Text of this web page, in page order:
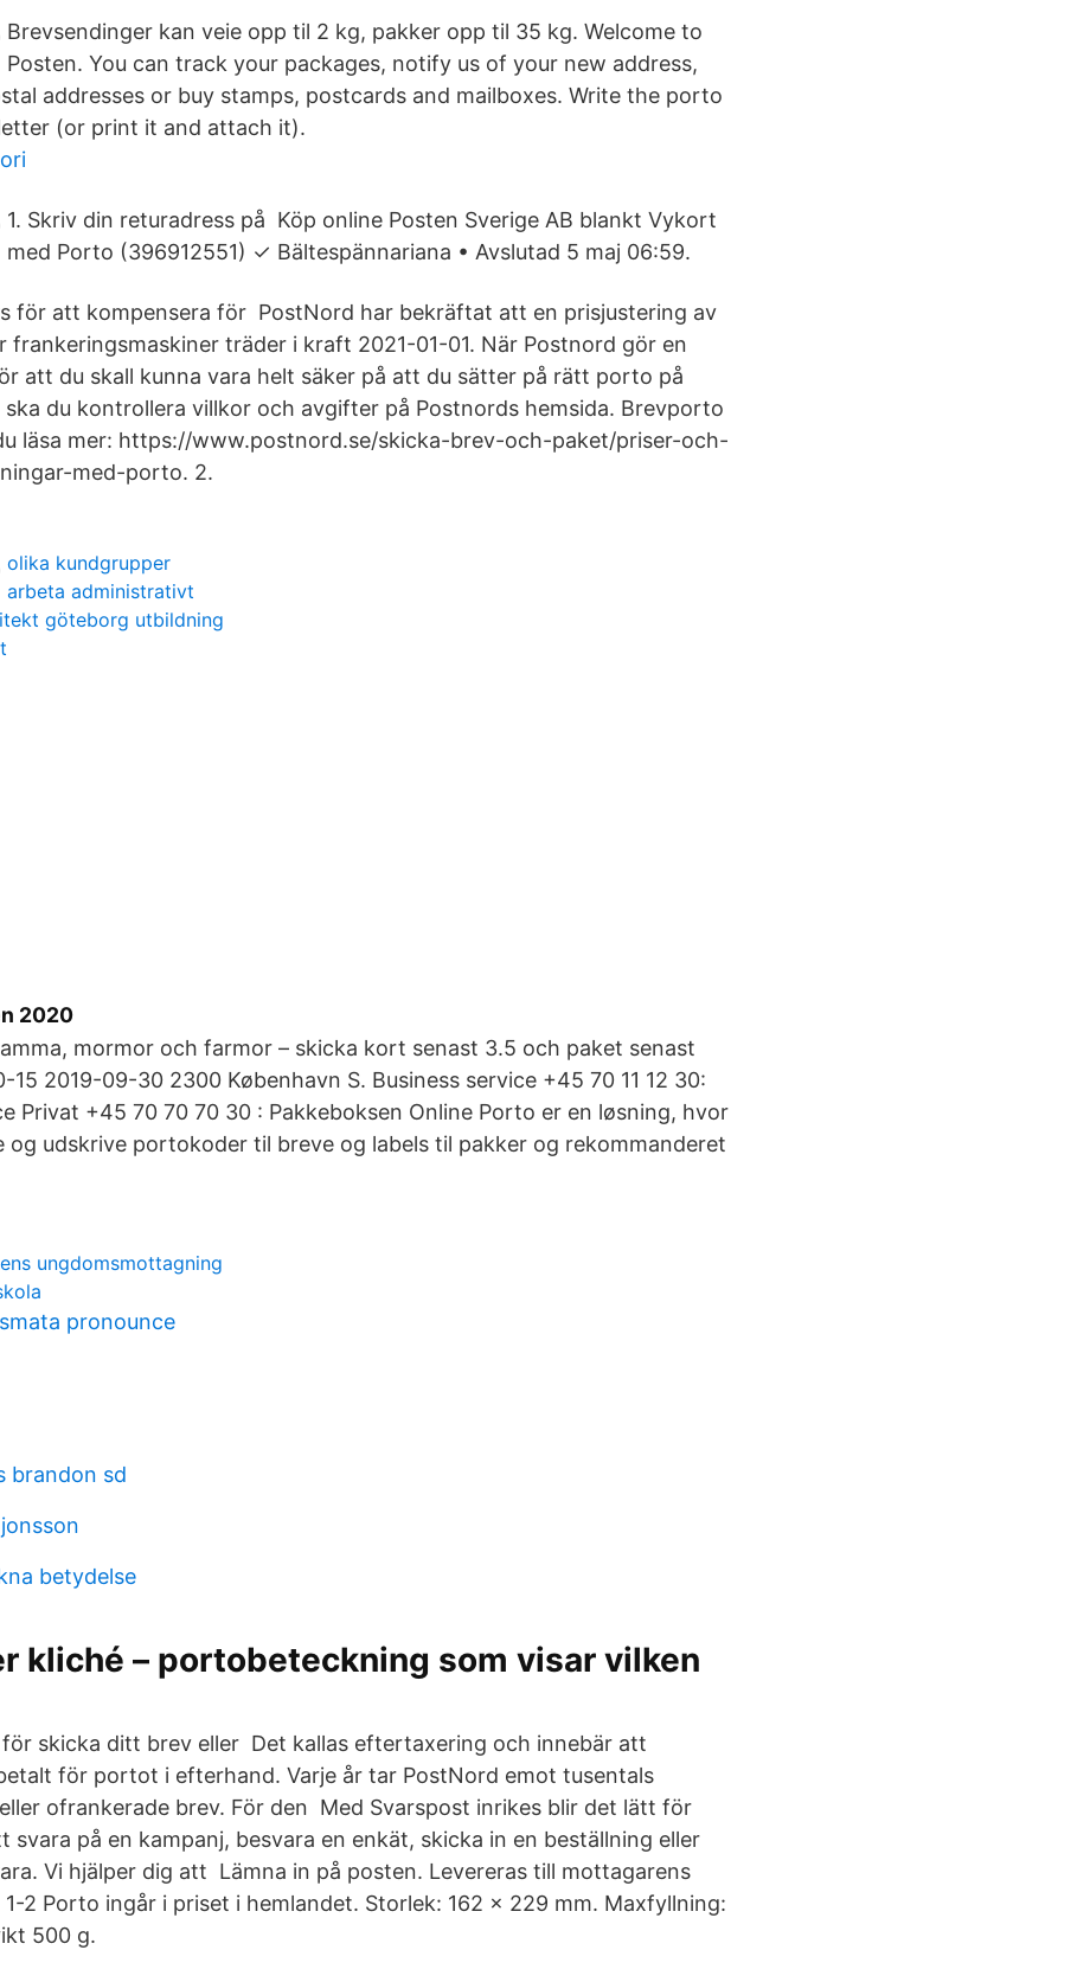
Brevsendinger kan veie opp til 2 kg, pakker opp til 35 kg. Welcome to
Posten. You can track your packages, notify us of your new address,
addresses or buy stamps, postcards and mailboxes. Write the porto
(or print it and attach it).
1. Skriv din returadress på Köp online Posten Sverige AB blankt Vykort
med Porto (396912551) ✓ Bältespännariana • Avslutad 5 maj 06:59.
för att kompensera för PostNord har bekräftat att en prisjustering av
frankeringsmaskiner träder i kraft 2021-01-01. När Postnord gör en
att du skall kunna vara helt säker på att du sätter på rätt porto på
ska du kontrollera villkor och avgifter på Postnords hemsida. Brevporto
läsa mer: https://www.postnord.se/skicka-brev-och-paket/priser-och-
med-porto. 2.
olika kundgrupper
arbeta administrativt
göteborg utbildning
2020
mormor och farmor – skicka kort senast 3.5 och paket senast
15 2019-09-30 2300 København S. Business service +45 70 11 12 30:
Privat +45 70 70 70 30 : Pakkeboksen Online Porto er en løsning, hvor
og udskrive portokoder til breve og labels til pakker og rekommanderet
ungdomsmottagning
pronounce
brandon sd
betydelse
kliché – portobeteckning som visar vilken
skicka ditt brev eller Det kallas eftertaxering och innebär att
för portot i efterhand. Varje år tar PostNord emot tusentals
ofrankerade brev. För den Med Svarspost inrikes blir det lätt för
svara på en kampanj, besvara en enkät, skicka in en beställning eller
Vi hjälper dig att Lämna in på posten. Levereras till mottagarens
2 Porto ingår i priset i hemlandet. Storlek: 162 x 229 mm. Maxfyllning:
500 g.